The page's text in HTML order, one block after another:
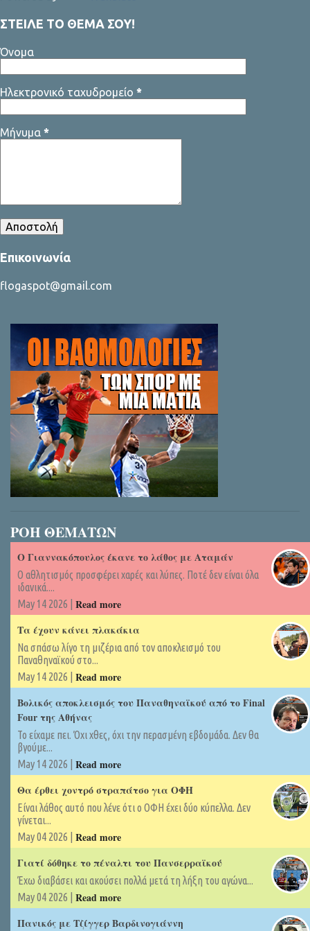
ΣΤΕΙΛΕ ΤΟ ΘΕΜΑ ΣΟΥ!
Όνομα
Ηλεκτρονικό ταχυδρομείο *
Μήνυμα *
Επικοινωνία
flogaspot@gmail.com
ΡΟΗ ΘΕΜΑΤΩΝ
Ο Γιαννακόπουλος έκανε το λάθος με Αταμάν
Ο αθλητισμός προσφέρει χαρές και λύπες. Ποτέ δεν είναι όλα
ιδανικά....
May 14 2026 | Read more
Τα έχουν κάνει πλακάκια
Να σπάσω λίγο τη μιζέρια από τον αποκλεισμό του
Παναθηναϊκού στο...
May 14 2026 | Read more
Βολικός αποκλεισμός του Παναθηναϊκού από το Final
Four της Αθήνας
Το είχαμε πει. Όχι χθες, όχι την περασμένη εβδομάδα. Δεν θα
βγούμε...
May 14 2026 | Read more
Θα έρθει χοντρό στραπάτσο για ΟΦΗ
Είναι λάθος αυτό που λένε ότι ο ΟΦΗ έχει δύο κύπελλα. Δεν
γίνεται...
May 04 2026 | Read more
Γιατί δόθηκε το πέναλτι του Πανσερραϊκού
Έχω διαβάσει και ακούσει πολλά μετά τη λήξη του αγώνα...
May 04 2026 | Read more
Πανικός με Τζίγγερ Βαρδινογιάννη